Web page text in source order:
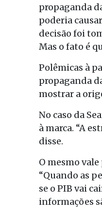
propaganda
poderia
decisão foi
Mas o fato é
Polêmicas à
propaganda
mostrar a
No caso da
à marca. “A
disse.
O mesmo
“Quando as
se o PIB vai
informações